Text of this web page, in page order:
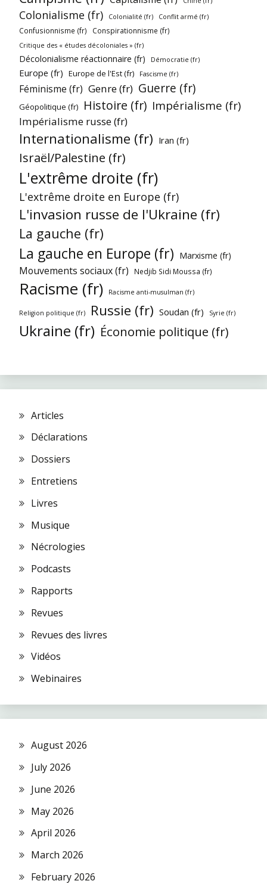
Colonialisme (fr) Colonialité (fr) Conflit armé (fr)
Confusionnisme (fr) Conspirationnisme (fr)
Critique des « études décoloniales » (fr)
Décolonialisme réactionnaire (fr) Démocratie (fr)
Europe (fr) Europe de l'Est (fr) Fascisme (fr)
Féminisme (fr) Genre (fr) Guerre (fr)
Géopolitique (fr) Histoire (fr) Impérialisme (fr)
Impérialisme russe (fr)
Internationalisme (fr) Iran (fr)
Israël/Palestine (fr)
L'extrême droite (fr)
L'extrême droite en Europe (fr)
L'invasion russe de l'Ukraine (fr)
La gauche (fr)
La gauche en Europe (fr) Marxisme (fr)
Mouvements sociaux (fr) Nedjib Sidi Moussa (fr)
Racisme (fr) Racisme anti-musulman (fr)
Religion politique (fr) Russie (fr) Soudan (fr) Syrie (fr)
Ukraine (fr) Économie politique (fr)
Articles
Déclarations
Dossiers
Entretiens
Livres
Musique
Nécrologies
Podcasts
Rapports
Revues
Revues des livres
Vidéos
Webinaires
August 2026
July 2026
June 2026
May 2026
April 2026
March 2026
February 2026